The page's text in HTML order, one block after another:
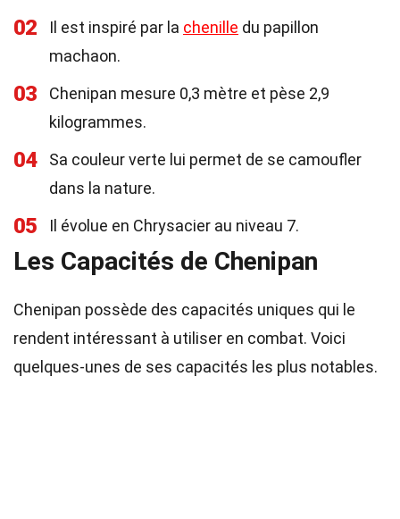
02 Il est inspiré par la chenille du papillon
machaon.
03
Chenipan mesure 0,3 mètre et pèse 2,9
kilogrammes.
04
Sa couleur verte lui permet de se camoufler
dans la nature.
05 Il évolue en Chrysacier au niveau 7.
Les Capacités de Chenipan
Chenipan possède des capacités uniques qui le
rendent intéressant à utiliser en combat. Voici
quelques-unes de ses capacités les plus notables.